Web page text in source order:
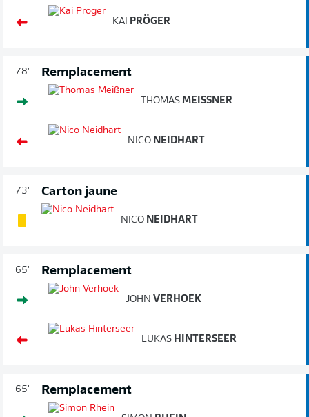
KAI PRÖGER
78' Remplacement
THOMAS MEISSNER
NICO NEIDHART
73' Carton jaune
NICO NEIDHART
65' Remplacement
JOHN VERHOEK
LUKAS HINTERSEER
65' Remplacement